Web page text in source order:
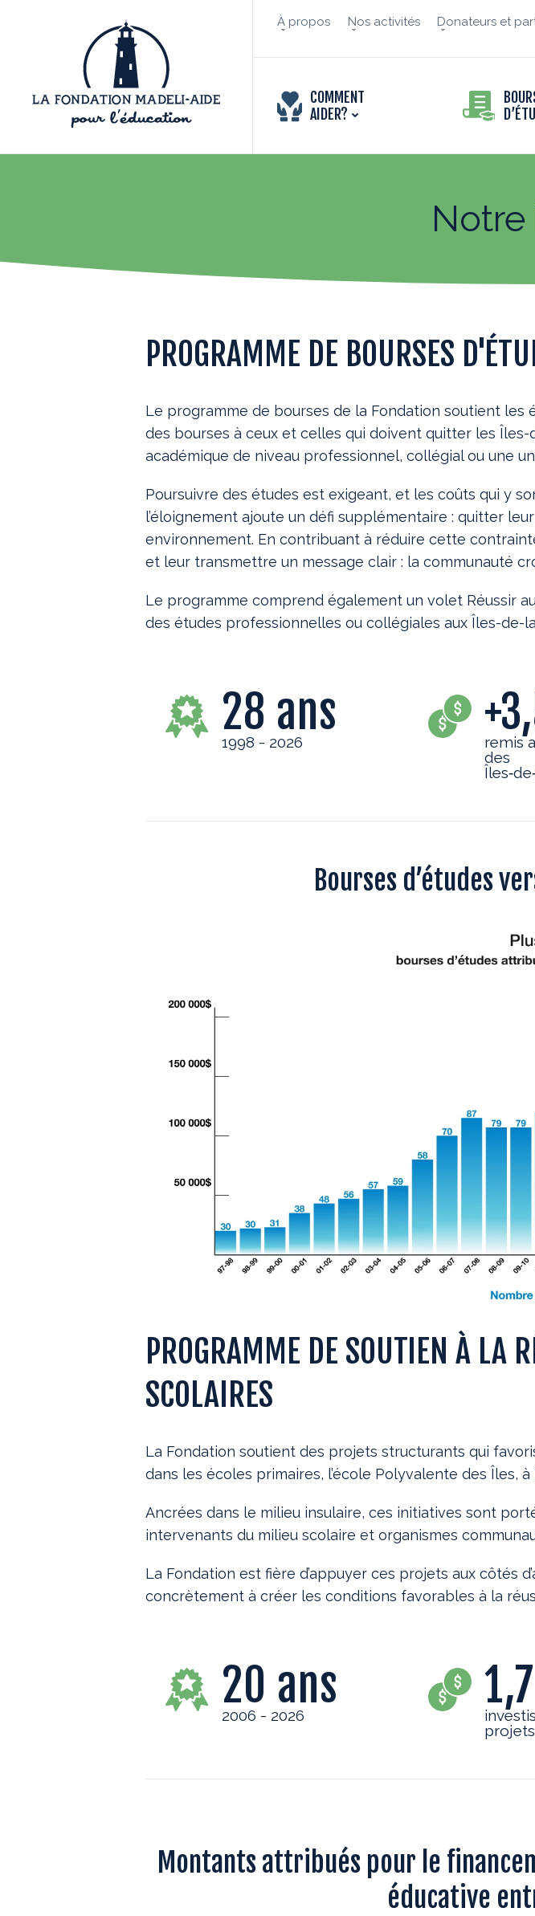
À propos Nos activités Donateurs et
COMMENT
AIDER?
PROGRAMME DE BOURSES
Le programme de bourses de la Fondation soutient les
des bourses à ceux et celles qui doivent quitter les
académique de niveau professionnel, collégial ou une
Poursuivre des études est exigeant, et les coûts qui y
l’éloignement ajoute un défi supplémentaire : quitter
environnement. En contribuant à réduire cette
et leur transmettre un message clair : la communauté
Le programme comprend également un volet Réussir
des études professionnelles ou collégiales aux Îles-de-
28 ans
1998 - 2026
+
remis
des
Bourses d’études
PROGRAMME DE SOUTIEN À LA
SCOLAIRES
La Fondation soutient des projets structurants qui
dans les écoles primaires, l’école Polyvalente des Îles,
Ancrées dans le milieu insulaire, ces initiatives sont
intervenants du milieu scolaire et organismes
La Fondation est fière d’appuyer ces projets aux côtés
concrètement à créer les conditions favorables à la
20 ans
2006 - 2026
1,7
Montants attribués pour le
éducative